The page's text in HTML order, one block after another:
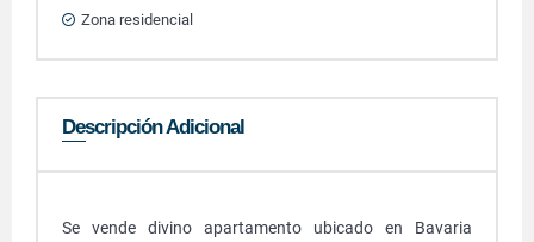
Zona residencial
Descripción Adicional
Se vende divino apartamento ubicado en Bavaria